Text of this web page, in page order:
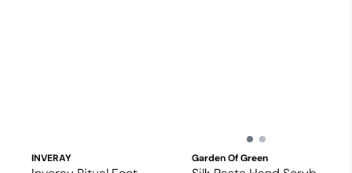
INVERAY Garden Of Green